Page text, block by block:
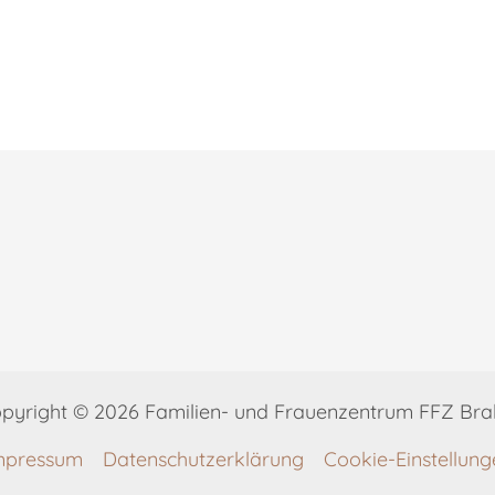
© 2026 Familien- und Frauenzentrum FFZ
Datenschutzerklärung Cookie-